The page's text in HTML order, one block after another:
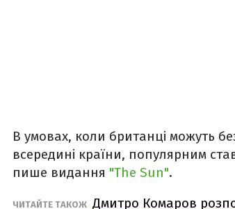
В умовах, коли британці можуть
всередині країни, популярним
пише видання "The Sun".
ЧИТАЙТЕ ТАКОЖ Дмитро Комаров